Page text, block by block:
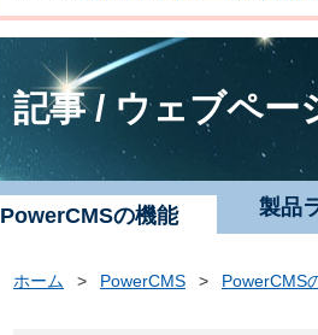
記事 / ウェブペー
PowerCMSの機能 製品
ホーム > PowerCMS > PowerCMS